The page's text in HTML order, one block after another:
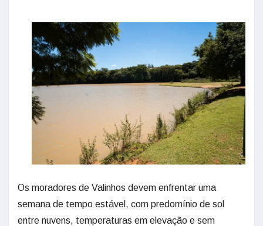
Os moradores de Valinhos devem enfrentar uma
semana de tempo estável, com predomínio de sol
entre nuvens, temperaturas em elevação e sem